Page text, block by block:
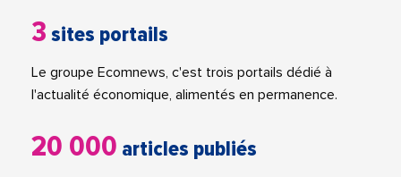
3 sites portails
Le groupe Ecomnews, c'est trois portails dédié à
l'actualité économique, alimentés en permanence.
20 000 articles publiés